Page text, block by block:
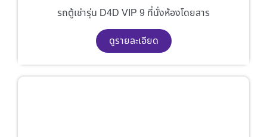
รถตู้เช่ารุ่น D4D VIP 9 ที่นั่งห้องโดยสาร
ดูรายละเอียด